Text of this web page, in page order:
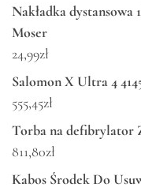
Nakładka dystansowa
Moser
24,99zł
Salomon X Ultra 4
555,45zł
Torba na defibrylator
811,80zł
Kabos Środek Do